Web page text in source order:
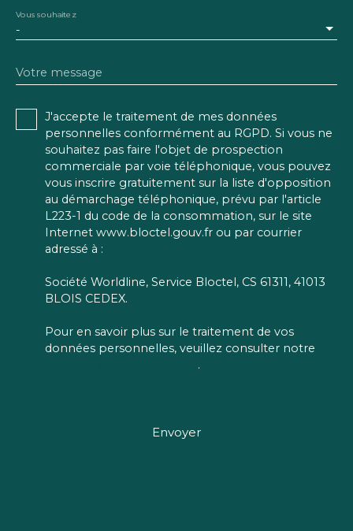
-
Vous souhaitez
Votre message
J'accepte le traitement de mes données
personnelles conformément au RGPD. Si vous ne
souhaitez pas faire l'objet de prospection
commerciale par voie téléphonique, vous pouvez
vous inscrire gratuitement sur la liste d'opposition
au démarchage téléphonique, prévu par l'article
L223-1 du code de la consommation, sur le site
Internet www.bloctel.gouv.fr ou par courrier
adressé à :
Société Worldline, Service Bloctel, CS 61311, 41013
BLOIS CEDEX.
Pour en savoir plus sur le traitement de vos
données personnelles, veuillez consulter notre
.
Envoyer